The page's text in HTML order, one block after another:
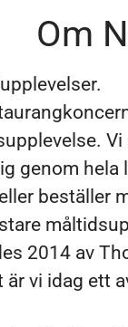
Om
genom hela
beställer
2014 av
vi idag ett